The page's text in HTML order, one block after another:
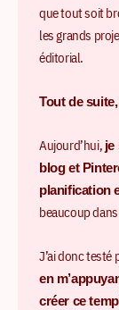
que tout soit
les grands
éditorial.
Tout de
Aujourd’hui, je
blog et
planification
beaucoup
J’ai donc
en
créer ce